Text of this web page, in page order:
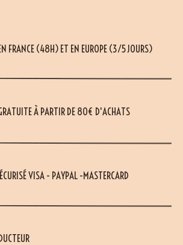
FRANCE (48H) ET EN EUROPE (3/5 JOURS)
À PARTIR DE 80€ D'ACHATS
VISA - PAYPAL -MASTERCARD